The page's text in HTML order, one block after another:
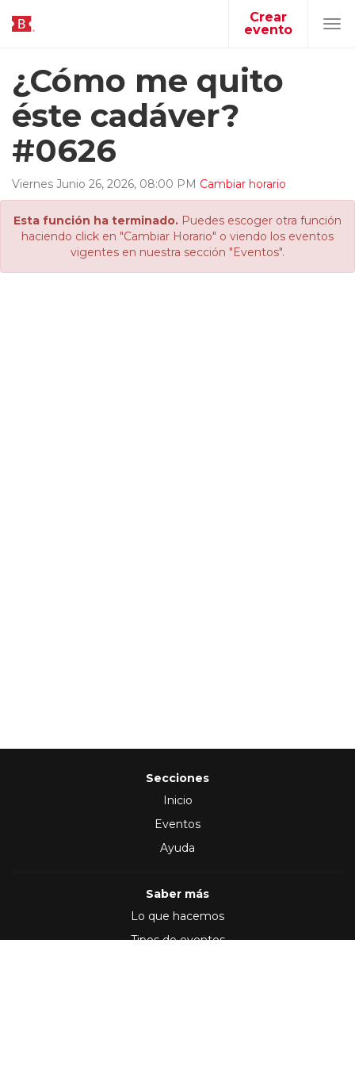
Crear
evento
¿Cómo me quito
éste cadáver?
#0626
Viernes Junio 26, 2026, 08:00 PM Cambiar horario
Esta función ha terminado. Puedes escoger otra función
haciendo click en "Cambiar Horario" o viendo los eventos
vigentes en nuestra sección "Eventos".
Secciones
Inicio
Eventos
Ayuda
Saber más
Lo que hacemos
Tipos de eventos